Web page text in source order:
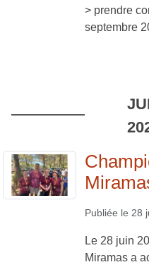
> prendre
septembre
Publiée le 28
Le 28 juin
Miramas a